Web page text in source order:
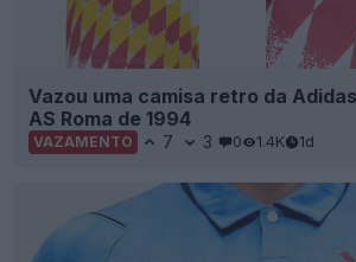
Vazou uma camisa retro da
AS Roma de 1994
VAZAMENTO 7 3 0 1.4K 1d